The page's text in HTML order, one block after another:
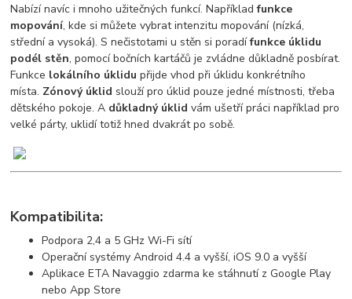
Nabízí navíc i mnoho užitečných funkcí. Například funkce
mopování, kde si můžete vybrat intenzitu mopování (nízká,
střední a vysoká). S nečistotami u stěn si poradífunkce úklidu
podél stěn, pomocí bočních kartáčů je zvládne důkladně posbírat.
Funkce lokálního úklidu přijde vhod při úklidu konkrétního
místa. Zónový úklid slouží pro úklid pouze jedné místnosti, třeba
dětského pokoje. A důkladný úklid vám ušetří práci například pro
velké párty, uklidí totiž hned dvakrát po sobě.
Kompatibilita:
Podpora 2,4 a 5 GHz Wi-Fi sítí
Operační systémy Android 4.4 a vyšší, iOS 9.0 a vyšší
Aplikace ETA Navaggio zdarma ke stáhnutí z Google Play
nebo App Store